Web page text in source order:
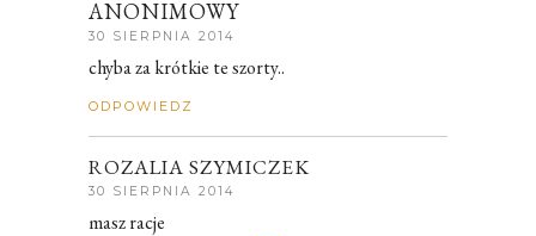
ANONIMOWY
30 SIERPNIA 2014
chyba za krótkie te szorty..
ODPOWIEDZ
ROZALIA SZYMICZEK
30 SIERPNIA 2014
masz racje